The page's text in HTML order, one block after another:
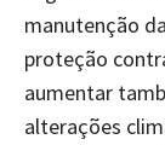
manutenção
proteção
aumentar
alterações